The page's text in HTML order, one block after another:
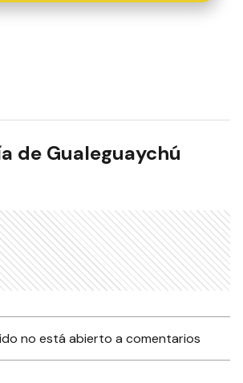
de Gualeguaychú
no está abierto a comentarios